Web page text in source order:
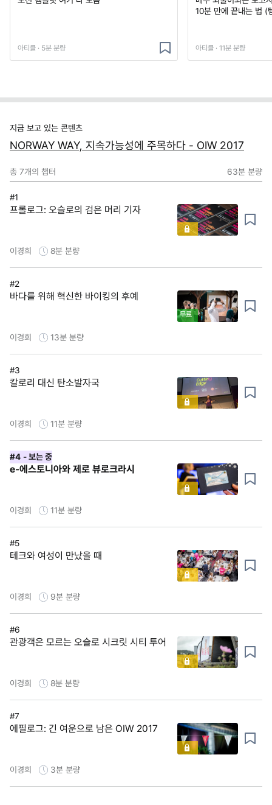
아티클 · 5분 분량
10분 만에 끝내는 법 (
아티클 · 11분 분량
지금 보고 있는 콘텐츠
NORWAY WAY, 지속가능성에 주목하다 - OIW 2017
총 7개의 챕터 63분 분량
#1
프롤로그: 오슬로의 검은 머리 기자
이경희 8분 분량
#2
바다를 위해 혁신한 바이킹의 후예
무료
이경희 13분 분량
#3
칼로리 대신 탄소발자국
이경희 11분 분량
#4 - 보는 중
e-에스토니아와 제로 뷰로크라시
이경희 11분 분량
#5
테크와 여성이 만났을 때
이경희 9분 분량
#6
관광객은 모르는 오슬로 시크릿 시티 투어
이경희 8분 분량
#7
에필로그: 긴 여운으로 남은 OIW 2017
이경희 3분 분량